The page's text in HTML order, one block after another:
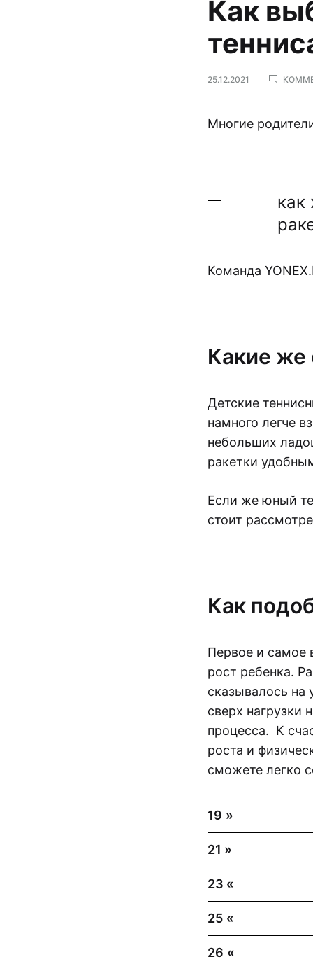
Как
25.12.2021
Многие
как
Команда
Какие же
Детские
намного легче
небольших
ракетки
Если же юный
стоит
Как
Первое и самое
рост ребенка.
сказывалось
сверх нагрузки
процесса. К
роста и
сможете легко
19 »
21 »
23 «
25 «
26 «